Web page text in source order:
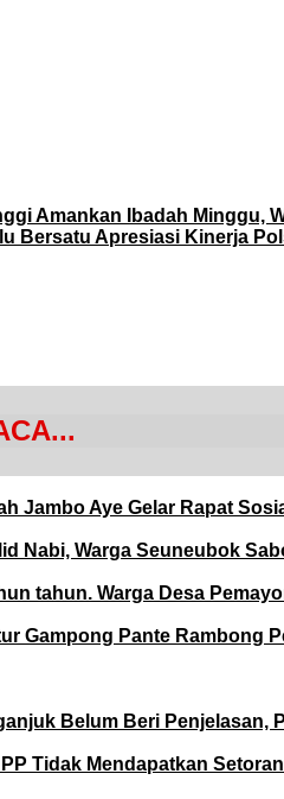
Amankan Ibadah Minggu,
Bersatu Apresiasi Kinerja
Jambo Aye Gelar Rapat
Nabi, Warga Seuneubok
tahun. Warga Desa
Gampong Pante Rambong
Belum Beri Penjelasan,
Tidak Mendapatkan